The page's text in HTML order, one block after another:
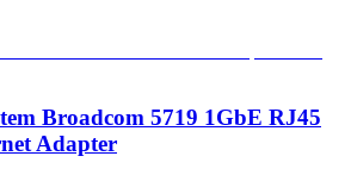
Broadcom 5719 1GbE RJ45
Adapter